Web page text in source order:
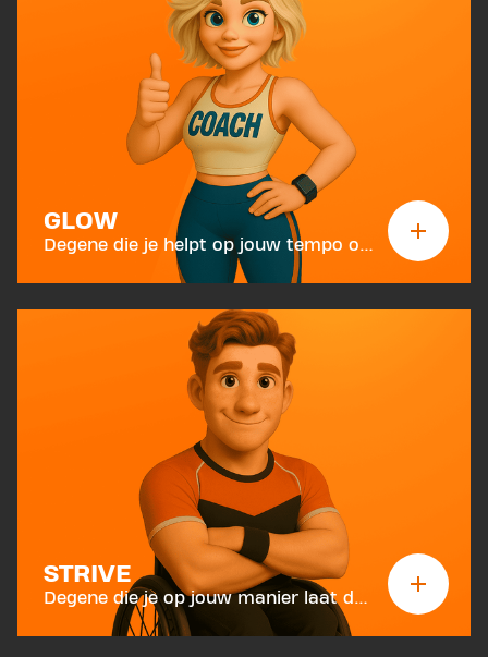
GLOW
Degene die je helpt op jouw tempo op te bouwen
STRIVE
Degene die je op jouw manier laat doorgaan